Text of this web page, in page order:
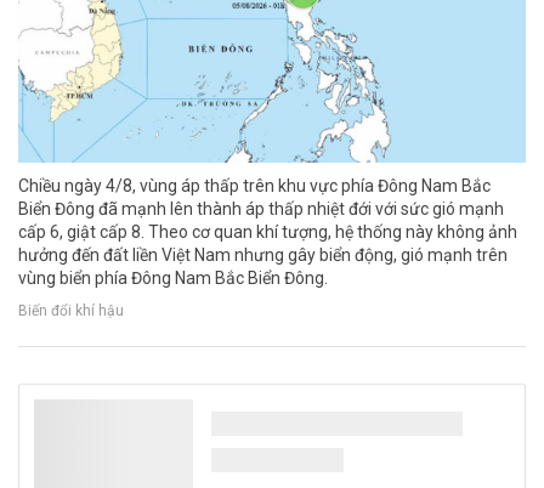
Chiều ngày 4/8, vùng áp thấp trên khu vực phía Đông Nam Bắc
Biển Đông đã mạnh lên thành áp thấp nhiệt đới với sức gió mạnh
cấp 6, giật cấp 8. Theo cơ quan khí tượng, hệ thống này không ảnh
hưởng đến đất liền Việt Nam nhưng gây biển động, gió mạnh trên
vùng biển phía Đông Nam Bắc Biển Đông.
Biến đổi khí hậu
Thủ tướng Lê Minh Hưng làm Trưởng Ban